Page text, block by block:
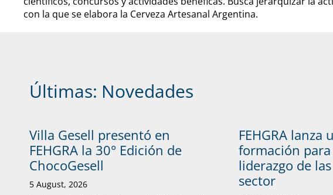
con la que se elabora la Cerveza Artesanal Argentina.
Últimas: Novedades
Villa Gesell presentó en
FEHGRA la 30° Edición de
ChocoGesell
5 August, 2026
FEHGRA
formación
liderazgo de
sector